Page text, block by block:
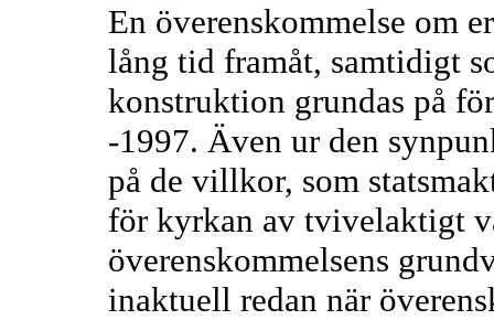
En överenskommelse om
lång tid framåt, samtidigt
konstruktion grundas på
-1997. Även ur den
på de villkor, som
för kyrkan av tvivelaktigt
överenskommelsens
inaktuell redan när